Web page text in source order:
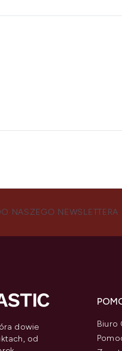
NASZEGO NEWSLETTERA
dowie
od
Biuro